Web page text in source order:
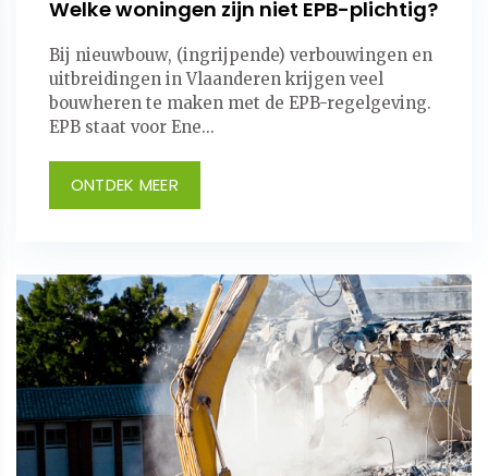
Welke woningen zijn niet EPB-plichtig?
Bij nieuwbouw, (ingrijpende) verbouwingen en
uitbreidingen in Vlaanderen krijgen veel
bouwheren te maken met de EPB-regelgeving.
EPB staat voor Ene...
ONTDEK MEER